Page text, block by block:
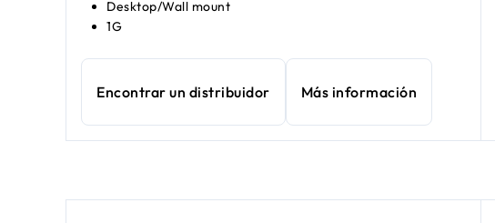
Desktop/Wall mount
1G
Encontrar un distribuidor Más información